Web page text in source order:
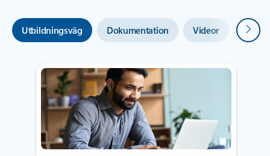
Utbildningsväg Dokumentation Videor Nästa